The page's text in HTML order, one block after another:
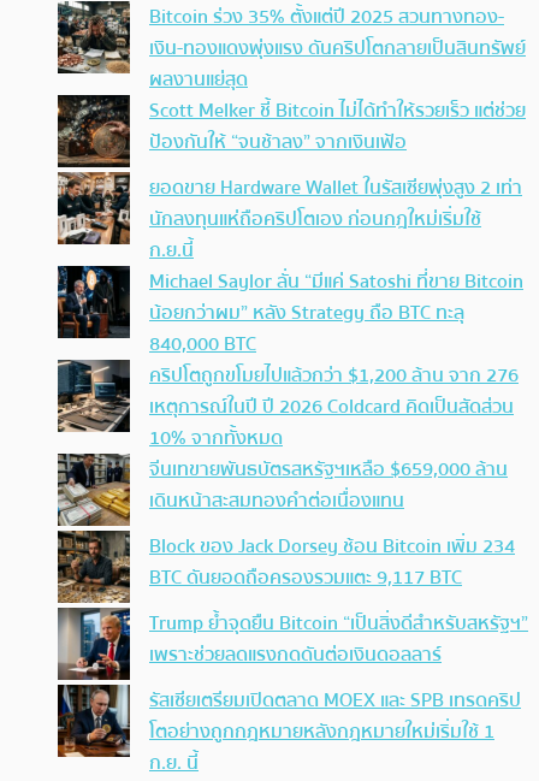
Bitcoin ร่วง 35% ตั้งแต่ปี 2025 สวนทางทอง-
เงิน-ทองแดงพุ่งแรง ดันคริปโตกลายเป็นสินทรัพย์
ผลงานแย่สุด
Scott Melker ชี้ Bitcoin ไม่ได้ทำให้รวยเร็ว แต่ช่วย
ป้องกันให้ “จนช้าลง” จากเงินเฟ้อ
ยอดขาย Hardware Wallet ในรัสเซียพุ่งสูง 2 เท่า
นักลงทุนแห่ถือคริปโตเอง ก่อนกฎใหม่เริ่มใช้
ก.ย.นี้
Michael Saylor ลั่น “มีแค่ Satoshi ที่ขาย Bitcoin
น้อยกว่าผม” หลัง Strategy ถือ BTC ทะลุ
840,000 BTC
คริปโตถูกขโมยไปแล้วกว่า $1,200 ล้าน จาก 276
เหตุการณ์ในปี ปี 2026 Coldcard คิดเป็นสัดส่วน
10% จากทั้งหมด
จีนเทขายพันธบัตรสหรัฐฯเหลือ $659,000 ล้าน
เดินหน้าสะสมทองคำต่อเนื่องแทน
Block ของ Jack Dorsey ช้อน Bitcoin เพิ่ม 234
BTC ดันยอดถือครองรวมแตะ 9,117 BTC
Trump ย้ำจุดยืน Bitcoin “เป็นสิ่งดีสำหรับสหรัฐฯ”
เพราะช่วยลดแรงกดดันต่อเงินดอลลาร์
รัสเซียเตรียมเปิดตลาด MOEX และ SPB เทรดคริป
โตอย่างถูกกฎหมายหลังกฎหมายใหม่เริ่มใช้ 1
ก.ย. นี้